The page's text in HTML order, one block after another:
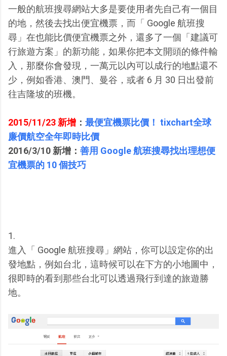
一般的航班搜尋網站大多是要使用者先自己有一個目
的地，然後去找出便宜機票，而「 Google 航班搜
尋」在也能比價便宜機票之外，還多了一個「建議可
行旅遊方案」的新功能，如果你把本文開頭的條件輸
入，那麼你會發現，一萬元以內可以成行的地點還不
少，例如香港、澳門、曼谷，或者 6 月 30 日出發前
往吉隆坡的班機。
2015/11/23 新增 ： 最便宜機票比價！ tixchart全球
廉價航空全年即時比價
2016/3/10 新增： 善用 Google 航班搜尋找出理想便
宜機票的 10 個技巧
1.
進入「 Google 航班搜尋」網站，你可以設定你的出
發地點，例如台北，這時候可以在下方的小地圖中，
很即時的看到那些台北可以透過飛行到達的旅遊勝
地。